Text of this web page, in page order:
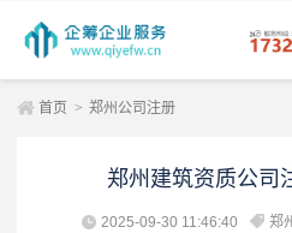
首页 > 郑州公司注册
郑州建筑资质公司
2025-09-30 11:46:40 郑